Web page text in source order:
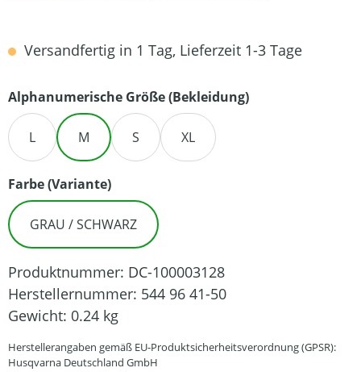
Versandfertig in 1 Tag, Lieferzeit 1-3 Tage
Alphanumerische Größe (Bekleidung)auswählen
L M S XL
Farbe (Variante)auswählen
GRAU / SCHWARZ
Produktnummer: DC-100003128
Herstellernummer: 544 96 41-50
Gewicht: 0.24 kg
Herstellerangaben gemäß EU-Produktsicherheitsverordnung (GPSR):
Husqvarna Deutschland GmbH